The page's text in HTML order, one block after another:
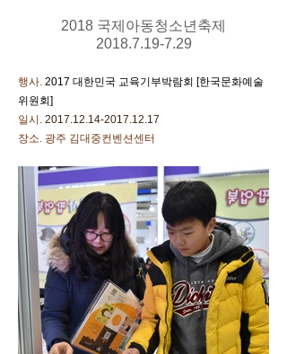
2018 국제아동청소년축제
2018.7.19-7.29
행사. 2017 대한민국 교육기부박람회 [한국문화예술
위원회]
일시. 2017.12.14-2017.12.17
장소. 광주 김대중컨벤션센터